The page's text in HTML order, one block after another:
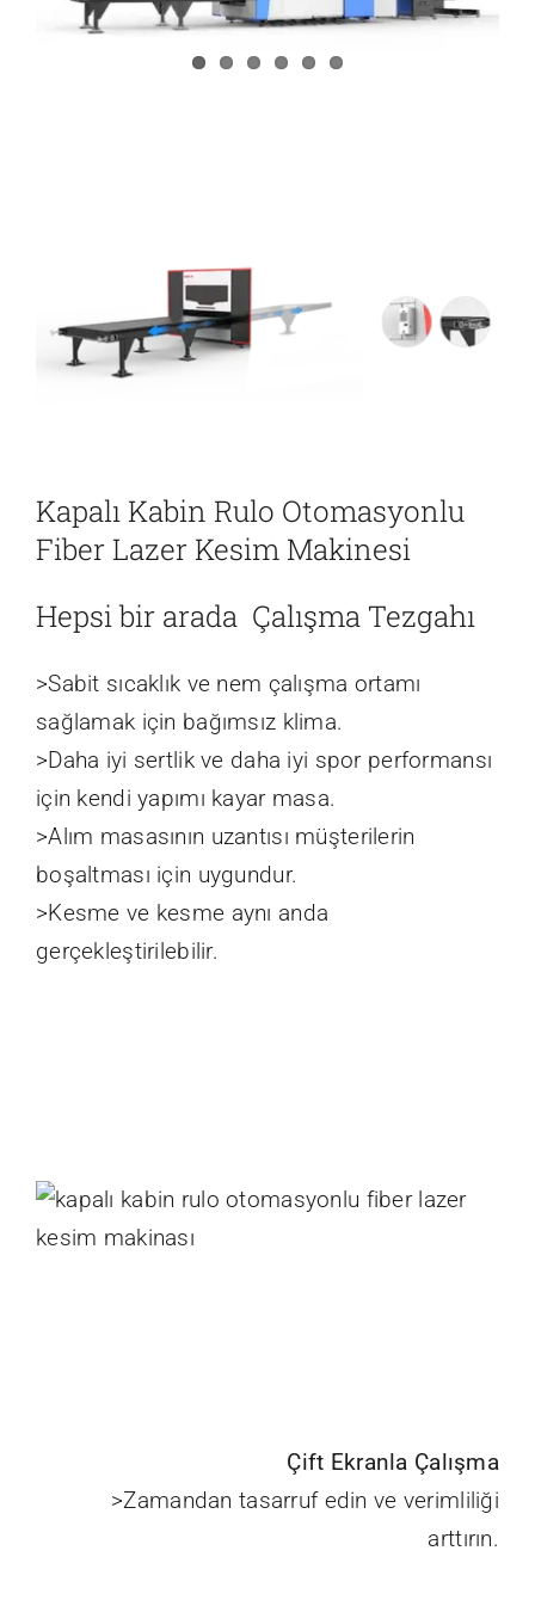
İletişim
Kapalı Kabin Rulo Otomasyonlu
Fiber Lazer Kesim Makinesi
Hepsi bir arada Çalışma Tezgahı
>Sabit sıcaklık ve nem çalışma ortamı
sağlamak için bağımsız klima.
>Daha iyi sertlik ve daha iyi spor performansı
için kendi yapımı kayar masa.
>Alım masasının uzantısı müşterilerin
boşaltması için uygundur.
>Kesme ve kesme aynı anda
gerçekleştirilebilir.
Çift Ekranla Çalışma
>Zamandan tasarruf edin ve verimliliği
arttırın.